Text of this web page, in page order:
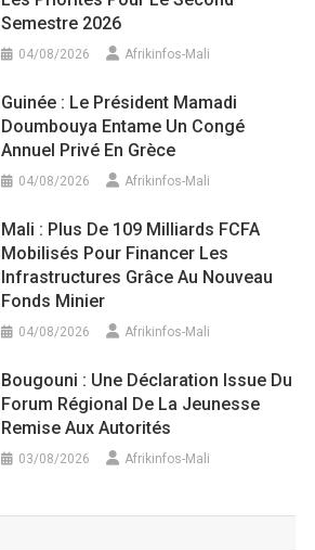
Semestre 2026
04/08/2026 Afrikinfos-Mali
Guinée : Le Président Mamadi
Doumbouya Entame Un Congé
Annuel Privé En Grèce
04/08/2026 Afrikinfos-Mali
Mali : Plus De 109 Milliards FCFA
Mobilisés Pour Financer Les
Infrastructures Grâce Au Nouveau
Fonds Minier
04/08/2026 Afrikinfos-Mali
Bougouni : Une Déclaration Issue Du
Forum Régional De La Jeunesse
Remise Aux Autorités
03/08/2026 Afrikinfos-Mali